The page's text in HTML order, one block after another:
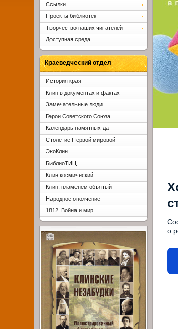
о
Ссылки
Проекты библиотек
Творчество наших читателей
Доступная среда
Краеведческий отдел
История края
Клин в документах и фактах
Замечательные люди
Герои Советского Союза
Календарь памятных дат
Столетие Первой мировой
ЭкоКлин
БиблиоТИЦ
Клин космический
Клин, пламенем объятый
Народное ополчение
1812. Война и мир